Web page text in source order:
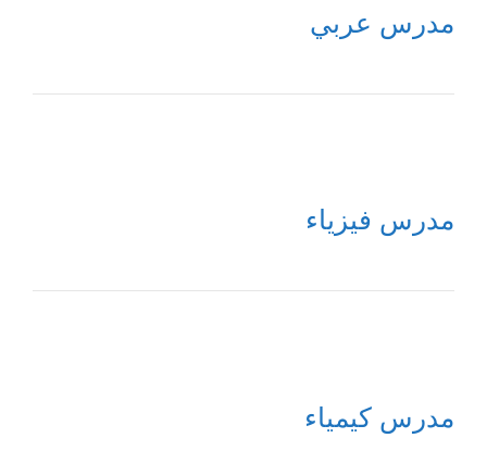
مدرس عربي
مدرس فيزياء
مدرس كيمياء